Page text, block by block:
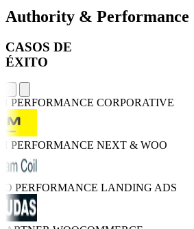
Authority & Performance
CASOS DE
ÉXITO
PERFORMANCECORPORATIVE
PERFORMANCENEXT & WOO
PERFORMANCELANDING ADS